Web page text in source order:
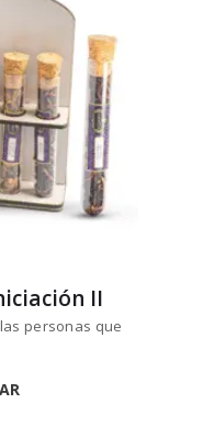
II
personas que